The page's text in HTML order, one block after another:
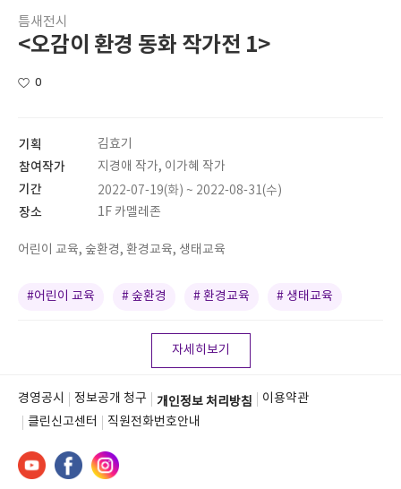
틈새전시
<오감이 환경 동화 작가전 1>
0
기획 김효기
참여작가 지경애 작가, 이가혜 작가
기간 2022-07-19(화) ~ 2022-08-31(수)
장소 1F 카멜레존
어린이 교육, 숲환경, 환경교육, 생태교육
#어린이 교육 # 숲환경 # 환경교육 # 생태교육
자세히보기
경영공시 정보공개 청구 개인정보 처리방침
이용약관
클린신고센터
직원전화번호안내